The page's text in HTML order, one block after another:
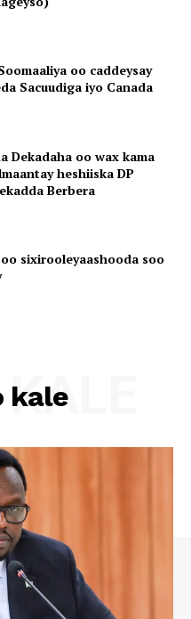
oo caddeysay
Sacuudiga iyo Canada
Dekadaha oo wax kama
heshiiska DP
Berbera
sixirooleyaashooda soo
kale